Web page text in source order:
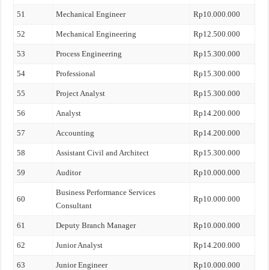
51 Mechanical Engineer Rp10.000.000
52 Mechanical Engineering Rp12.500.000
53 Process Engineering Rp15.300.000
54 Professional Rp15.300.000
55 Project Analyst Rp15.300.000
56 Analyst Rp14.200.000
57 Accounting Rp14.200.000
58 Assistant Civil and Architect Rp15.300.000
59 Auditor Rp10.000.000
60
Business Performance Services
Consultant
Rp10.000.000
61 Deputy Branch Manager Rp10.000.000
62 Junior Analyst Rp14.200.000
63 Junior Engineer Rp10.000.000